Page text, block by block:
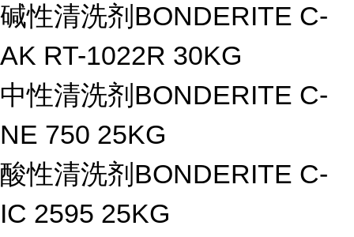
碱性清洗剂BONDERITE C-
AK RT-1022R 30KG
中性清洗剂BONDERITE C-
NE 750 25KG
酸性清洗剂BONDERITE C-
IC 2595 25KG